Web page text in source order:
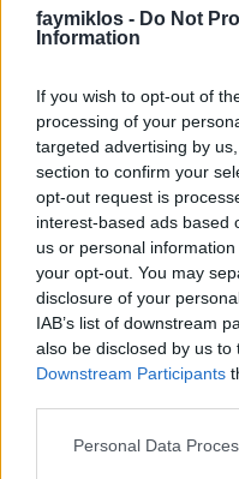
faymiklos - Do Not
Information
If you wish to opt-out of
processing of your
targeted advertising by
section to confirm your
opt-out request is
interest-based ads based
us or personal
your opt-out. You may
disclosure of your
IAB’s list of downstream
also be disclosed by us to
Downstream Participants
Please note that this
Personal Data
Bármilyen furcsa is,
amúgy nem nagy
meg pláne nem az,
mondanivaló, és ha
hogy nem kellett
Nem is ez a lényeg,
irodalomban lett
irodalomban is, de
címzett, Madame
Strasbourgban az ifjú
azt a Didót, akire
hanem Piccinni
Madame Saint-
pályafutása során,